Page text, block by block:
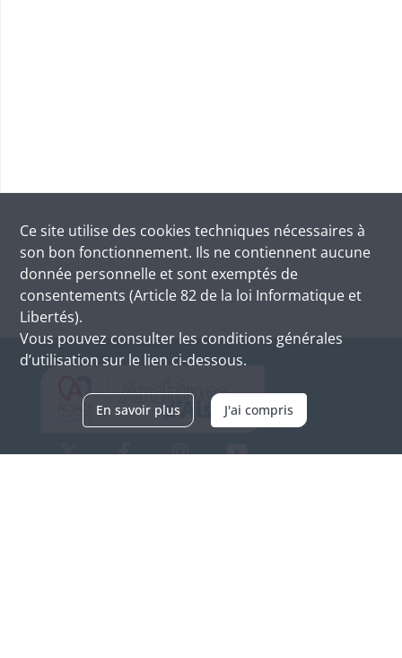
Ce site utilise des cookies techniques nécessaires à
son bon fonctionnement. Ils ne contiennent aucune
donnée personnelle et sont exemptés de
consentements (Article 82 de la loi Informatique et
Libertés).
Vous pouvez consulter les conditions générales
d’utilisation sur le lien ci-dessous.
En savoir plus J'ai compris